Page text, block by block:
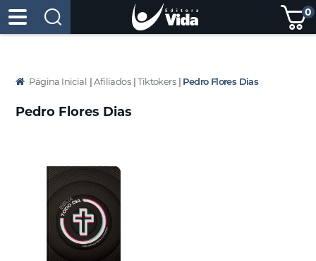
0
Página Inicial | Afiliados | Tiktokers | Pedro Flores Dias
Pedro Flores Dias